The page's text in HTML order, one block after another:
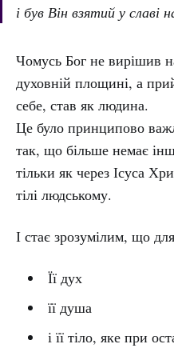
і був Він взятий у славі
Чомусь Бог не вирішив
духовній площині, а
себе, став як людина.
Це було принципово
так, що більше немає
тільки як через Ісуса
тілі людському.
І стає зрозумілим, що
Її дух
її душа
і її тіло, яке при